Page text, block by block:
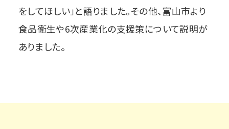
をしてほしい」と語りました。その他、富山市より
食品衛生や6次産業化の支援策について説明が
ありました。